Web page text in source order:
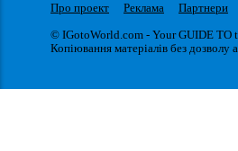
Про проект Реклама Партнери
© IGotoWorld.com - Your GUIDE TO
Копіювання матеріалів без дозволу